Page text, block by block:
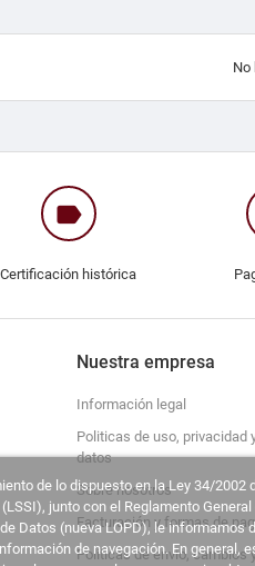
No
label
Certificación histórica
Nuestra empresa
Información legal
Politicas de uso, privacidad
datos
Sobre nosotros
Facturación y formas de
Políticas de envío, cambios
de lo dispuesto en la Ley 34/
junto con el Reglamento
Datos (nueva LOPD), le
de navegación. En general,